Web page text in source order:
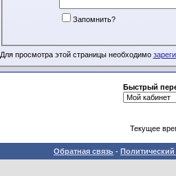
Запомнить?
Для просмотра этой страницы необходимо
Быстрый
Текущее
Обратная связь -